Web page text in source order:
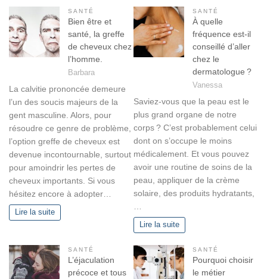
SANTÉ
Bien être et
santé, la greffe
de cheveux chez
l’homme.
Barbara
La calvitie prononcée demeure
l’un des soucis majeurs de la
gent masculine. Alors, pour
résoudre ce genre de problème,
l’option greffe de cheveux est
devenue incontournable, surtout
pour amoindrir les pertes de
cheveux importants. Si vous
hésitez encore à adopter…
Lire la suite
SANTÉ
À quelle
fréquence est-il
conseillé d’aller
chez le
dermatologue ?
Vanessa
Saviez-vous que la peau est le
plus grand organe de notre
corps ? C’est probablement celui
dont on s’occupe le moins
médicalement. Et vous pouvez
avoir une routine de soins de la
peau, appliquer de la crème
solaire, des produits hydratants,
Lire la suite
SANTÉ
L’éjaculation
précoce et tous
SANTÉ
Pourquoi choisir
le métier